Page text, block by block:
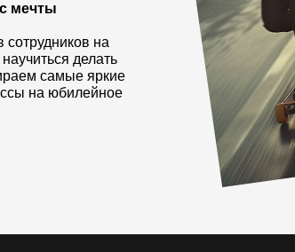
мечты
сотрудников на
делать
самые яркие
на юбилейное